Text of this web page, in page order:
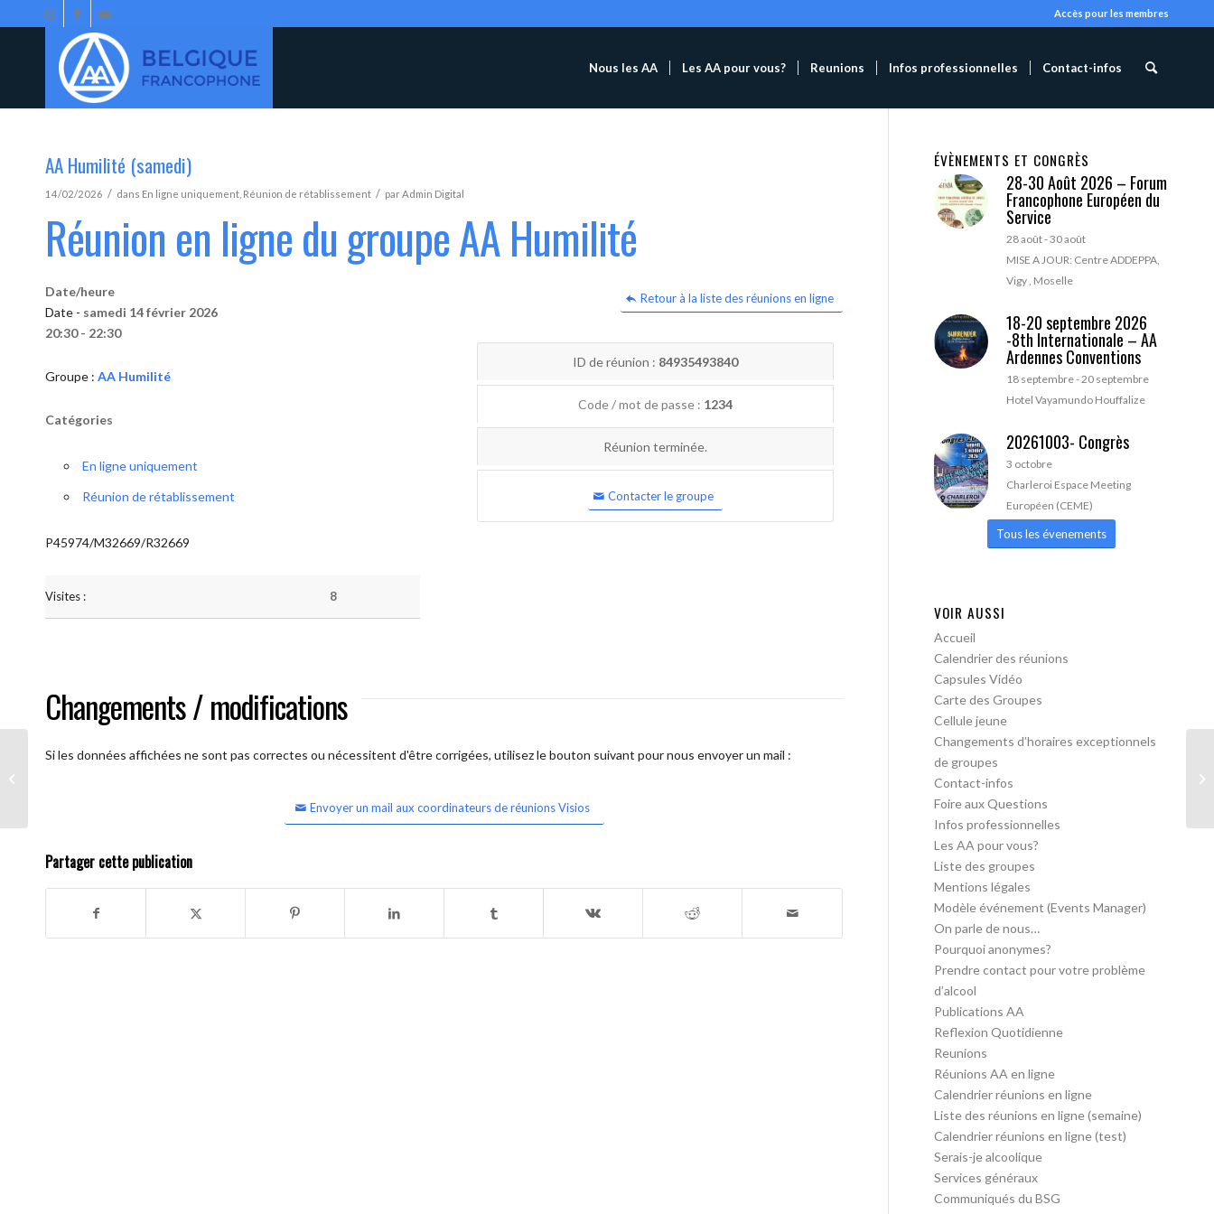
Accès pour les membres
Nous les AA Les AA pour vous? Reunions Infos professionnelles Contact-infos
AA Humilité (samedi)
14/02/2026 / dans En ligne uniquement Réunion de rétablissement / parAdmin Digital
Réunion en ligne du groupe AA Humilité
Retour à la liste des réunions en ligne
Date/heure
Date - samedi 14 février 2026
20:30 - 22:30
Groupe : AA Humilité
Catégories
En ligne uniquement
Réunion de rétablissement
P45974/M32669/R32669
Visites : 8
ID de réunion : 84935493840
Code / mot de passe : 1234
Réunion terminée.
Contacter le groupe
Changements / modifications
Si les données affichées ne sont pas correctes ou nécessitent d'être corrigées, utilisez le bouton suivant pour nous envoyer un mail :
Envoyer un mail aux coordinateurs de réunions Visios
Partager cette publication
ÉVÈNEMENTS ET CONGRÈS
28-30 Août 2026 – Forum
Francophone Européen du
Service
28 août-30 août
MISE A JOUR: Centre ADDEPPA,
Vigy , Moselle
18-20 septembre 2026
-8th Internationale – AA
Ardennes Conventions
18 septembre-20 septembre
Hotel Vayamundo Houffalize
20261003- Congrès
3 octobre
Charleroi Espace Meeting
Européen (CEME)
Tous les évenements
VOIR AUSSI
Accueil
Calendrier des réunions
Capsules Vidéo
Carte des Groupes
Cellule jeune
Changements d’horaires exceptionnels
de groupes
Contact-infos
Foire aux Questions
Infos professionnelles
Les AA pour vous?
Liste des groupes
Mentions légales
Modèle événement (Events Manager)
On parle de nous…
Pourquoi anonymes?
Prendre contact pour votre problème
d’alcool
Publications AA
Reflexion Quotidienne
Reunions
Réunions AA en ligne
Calendrier réunions en ligne
Liste des réunions en ligne (semaine)
Calendrier réunions en ligne (test)
Serais-je alcoolique
Services généraux
Communiqués du BSG